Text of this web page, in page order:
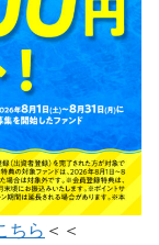
ちら ＜＜